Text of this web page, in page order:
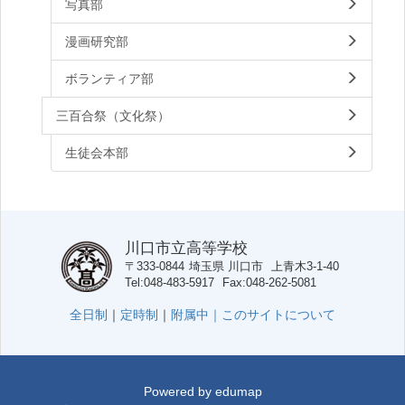
写真部
漫画研究部
ボランティア部
三百合祭（文化祭）
生徒会本部
川口市立高等学校
〒333-0844 埼玉県 川口市 上青木3-1-40
Tel 048-483-5917 Fax 048-262-5081
全日制 ｜ 定時制 ｜ 附属中｜ このサイトについて
Powered by edumap